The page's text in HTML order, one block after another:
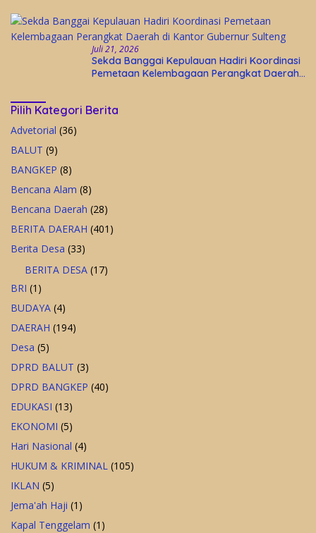
Juli 21, 2026
Sekda Banggai Kepulauan Hadiri Koordinasi
Pemetaan Kelembagaan Perangkat Daerah
Pilih Kategori Berita
Advetorial (36)
BALUT (9)
BANGKEP (8)
Bencana Alam (8)
Bencana Daerah (28)
BERITA DAERAH (401)
Berita Desa (33)
BERITA DESA (17)
BRI (1)
BUDAYA (4)
DAERAH (194)
Desa (5)
DPRD BALUT (3)
DPRD BANGKEP (40)
EDUKASI (13)
EKONOMI (5)
Hari Nasional (4)
HUKUM & KRIMINAL (105)
IKLAN (5)
Jema'ah Haji (1)
Kapal Tenggelam (1)